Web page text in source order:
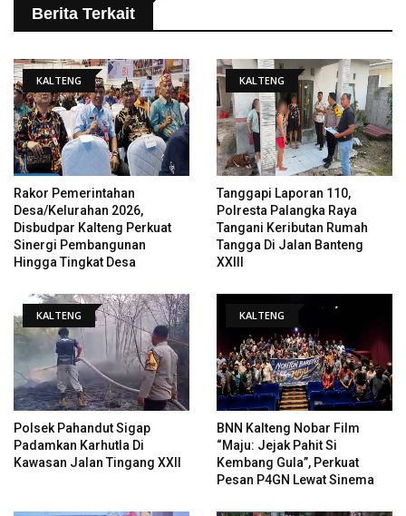
Berita Terkait
KALTENG
Rakor Pemerintahan
Desa/Kelurahan 2026,
Disbudpar Kalteng Perkuat
Sinergi Pembangunan
Hingga Tingkat Desa
KALTENG
Tanggapi Laporan 110,
Polresta Palangka Raya
Tangani Keributan Rumah
Tangga Di Jalan Banteng
XXIII
KALTENG
Polsek Pahandut Sigap
Padamkan Karhutla Di
Kawasan Jalan Tingang XXII
KALTENG
BNN Kalteng Nobar Film
“Maju: Jejak Pahit Si
Kembang Gula”, Perkuat
Pesan P4GN Lewat Sinema